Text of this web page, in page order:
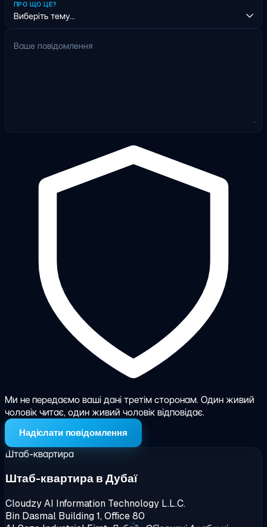
ПРО ЩО ЦЕ?
Ваше повідомлення
Ми не передаємо ваші дані третім сторонам. Один живий
чоловік читає, один живий чоловік відповідає.
Надіслати повідомлення
Штаб-квартира
Штаб-квартира в Дубаї
Cloudzy AI Information Technology L.L.C.
Bin Dasmal Building 1, Office 80